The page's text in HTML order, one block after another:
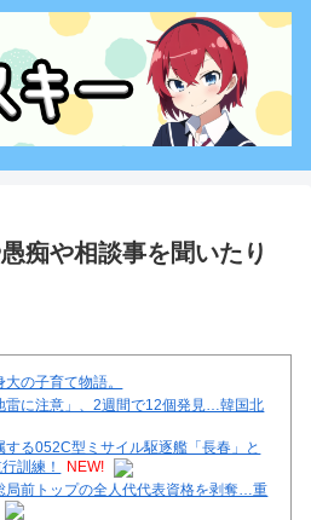
痴や相談事を聞いたり
の子育て物語。
雷に注意」、2週間で12個発見…韓国北
る052C型ミサイル駆逐艦「長春」と
訓練！
NEW!
局前トップの全人代代表資格を剥奪…重